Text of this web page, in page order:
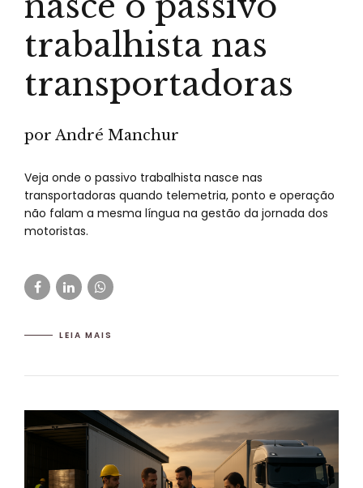
trabalhista nas
transportadoras
por André Manchur
Veja onde o passivo trabalhista nasce nas
transportadoras quando telemetria, ponto e operação
não falam a mesma língua na gestão da jornada dos
motoristas.
LEIA MAIS